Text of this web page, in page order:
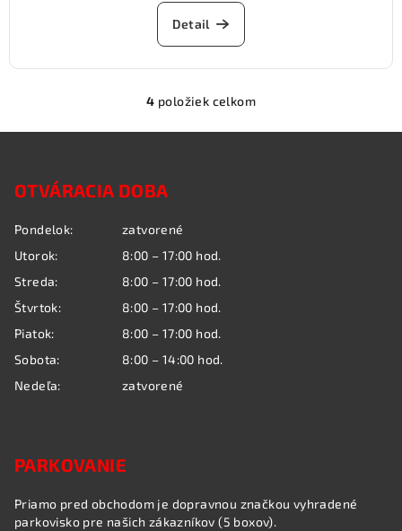
Detail
O
v
i
e
r
v
k
u
4 položiek celkom
OTVÁRACIA DOBA
Pondelok:
zatvorené
Utorok:
8:00 – 17:00 hod.
Streda:
8:00 – 17:00 hod.
Štvrtok:
8:00 – 17:00 hod.
Piatok:
8:00 – 17:00 hod.
Sobota:
8:00 – 14:00 hod.
Nedeľa:
zatvorené
PARKOVANIE
Priamo pred obchodom je dopravnou značkou vyhradené
parkovisko pre našich zákazníkov (5 boxov).